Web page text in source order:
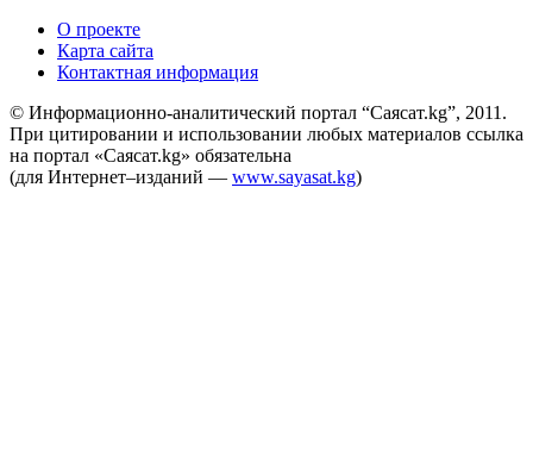
О проекте
Карта сайта
Контактная информация
© Информационно-аналитический портал “Саясат.kg”, 2011.
При цитировании и использовании любых материалов ссылка
на портал «Саясат.kg» обязательна
(для Интернет–изданий — www.sayasat.kg)